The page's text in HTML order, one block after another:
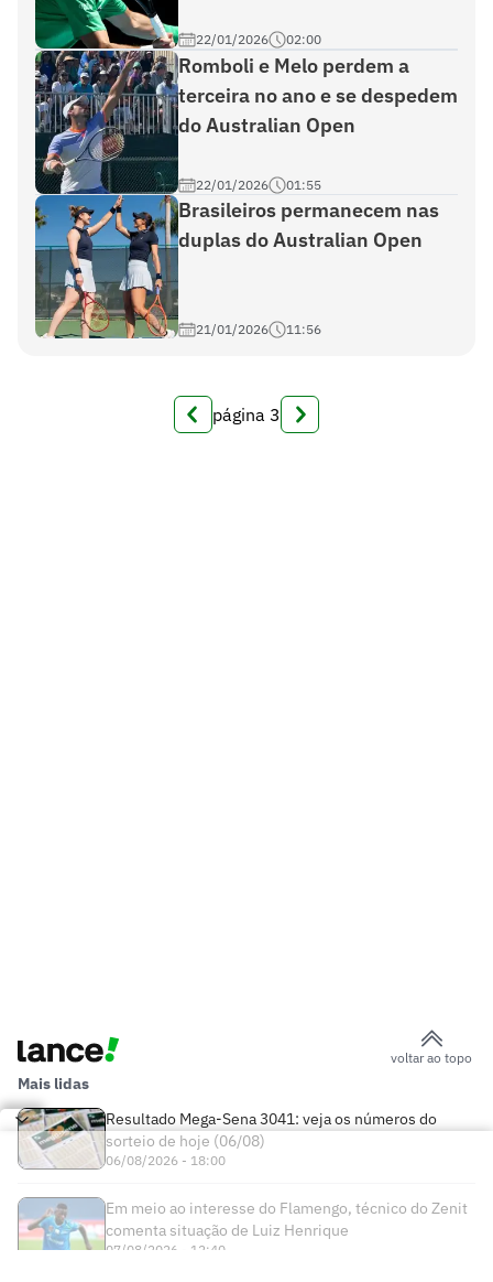
22/01/2026 02:00
Romboli e Melo perdem a
terceira no ano e se despedem
do Australian Open
22/01/2026 01:55
Brasileiros permanecem nas
duplas do Australian Open
21/01/2026 11:56
página 3
voltar ao topo
Mais lidas
Resultado Mega-Sena 3041: veja os números do
sorteio de hoje (06/08)
06/08/2026 - 18:00
Em meio ao interesse do Flamengo, técnico do Zenit
comenta situação de Luiz Henrique
07/08/2026 - 12:40